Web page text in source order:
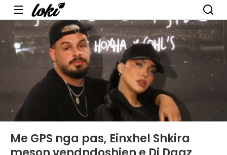
Menu
Me GPS nga pas, Einxhel Shkira